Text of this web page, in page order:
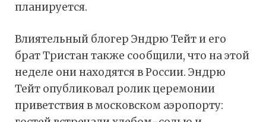
планируется.
Влиятельный блогер Эндрю Тейт и его
брат Тристан также сообщили, что на этой
неделе они находятся в России. Эндрю
Тейт опубликовал ролик церемонии
приветствия в московском аэропорту: